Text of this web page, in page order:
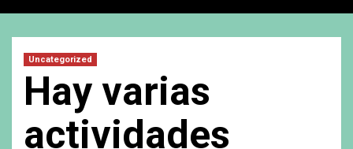
Uncategorized
Hay varias
actividades